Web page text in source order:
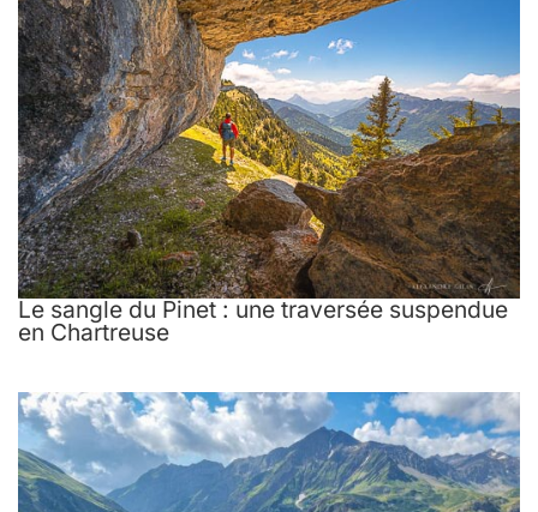
Le sangle du Pinet : une traversée suspendue
en Chartreuse